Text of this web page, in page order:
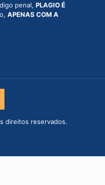
penal, PLAGIO É
APENAS COM A
direitos reservados.